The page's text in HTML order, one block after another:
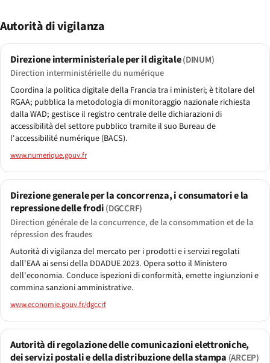
Autorità di vigilanza
Direzione interministeriale per il digitale(DINUM)
Direction interministérielle du numérique
Coordina la politica digitale della Francia tra i ministeri; è titolare del
RGAA; pubblica la metodologia di monitoraggio nazionale richiesta
dalla WAD; gestisce il registro centrale delle dichiarazioni di
accessibilità del settore pubblico tramite il suo Bureau de
l'accessibilité numérique (BACS).
www.numerique.gouv.fr
Direzione generale per la concorrenza, i consumatori e la
repressione delle frodi(DGCCRF)
Direction générale de la concurrence, de la consommation et de la
répression des fraudes
Autorità di vigilanza del mercato per i prodotti e i servizi regolati
dall'EAA ai sensi della DDADUE 2023. Opera sotto il Ministero
dell'economia. Conduce ispezioni di conformità, emette ingiunzioni e
commina sanzioni amministrative.
www.economie.gouv.fr/dgccrf
Autorità di regolazione delle comunicazioni elettroniche,
dei servizi postali e della distribuzione della stampa (ARCEP)